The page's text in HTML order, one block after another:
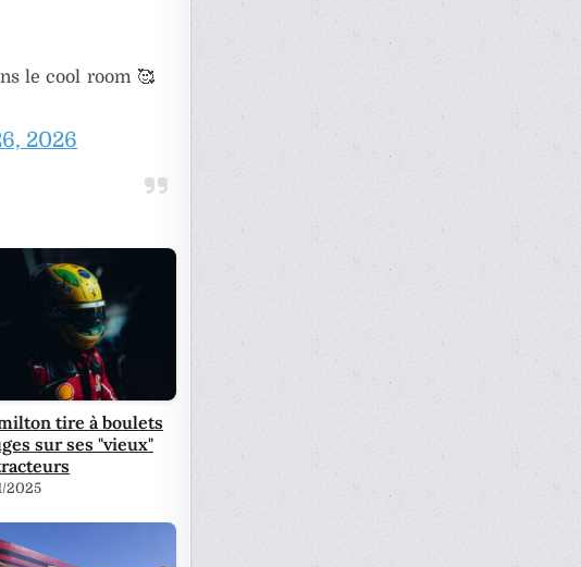
le cool room 🥰
2026
tire à boulets
sur ses "vieux"
2025